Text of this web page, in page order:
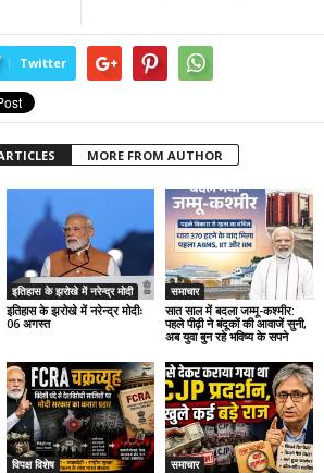
Twitter
MORE FROM AUTHOR
इतिहास के झरोखे में नरेन्द्र मोदी
इतिहास के झरोखे में नरेन्द्र मोदीः
06 अगस्त
समाचार
सात साल में बदला जम्मू-कश्मीर:
पहले पीढ़ी ने बंदूकों की आवाजें सुनी,
अब युवा बुन रहे भविष्य के सपने
विपक्ष विशेष समाचार